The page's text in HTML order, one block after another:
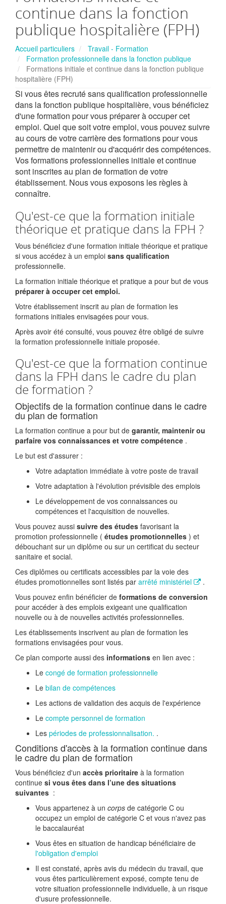
continue dans la fonction
publique hospitalière (FPH)
Accueil particuliers
Travail - Formation
Formation professionnelle dans la fonction publique
Formations initiale et continue dans la fonction publique
hospitalière (FPH)
Si vous êtes recruté sans qualification professionnelle
dans la fonction publique hospitalière, vous bénéficiez
d'une formation pour vous préparer à occuper cet
emploi. Quel que soit votre emploi, vous pouvez suivre
au cours de votre carrière des formations pour vous
permettre de maintenir ou d'acquérir des compétences.
Vos formations professionnelles initiale et continue
sont inscrites au plan de formation de votre
établissement. Nous vous exposons les règles à
connaître.
Qu'est-ce que la formation initiale
théorique et pratique dans la FPH ?
Vous bénéficiez d'une formation initiale théorique et pratique
si vous accédez à un emploi sans qualification
professionnelle.
La formation initiale théorique et pratique a pour but de vous
préparer à occuper cet emploi.
Votre établissement inscrit au plan de formation les
formations initiales envisagées pour vous.
Après avoir été consulté, vous pouvez être obligé de suivre
la formation professionnelle initiale proposée.
Qu'est-ce que la formation continue
dans la FPH dans le cadre du plan
de formation ?
Objectifs de la formation continue dans le cadre
du plan de formation
La formation continue a pour but de garantir, maintenir ou
parfaire vos connaissances et votre compétence .
Le but est d'assurer :
Votre adaptation immédiate à votre poste de travail
Votre adaptation à l'évolution prévisible des emplois
Le développement de vos connaissances ou
compétences et l'acquisition de nouvelles.
Vous pouvez aussi suivre des études favorisant la
promotion professionnelle ( études promotionnelles ) et
débouchant sur un diplôme ou sur un certificat du secteur
sanitaire et social.
Ces diplômes ou certificats accessibles par la voie des
études promotionnelles sont listés par arrêté ministériel
.
Vous pouvez enfin bénéficier de formations de conversion
pour accéder à des emplois exigeant une qualification
nouvelle ou à de nouvelles activités professionnelles.
Les établissements inscrivent au plan de formation les
formations envisagées pour vous.
Ce plan comporte aussi des informations en lien avec :
Le congé de formation professionnelle
Le bilan de compétences
Les actions de validation des acquis de l'expérience
Le compte personnel de formation
Les périodes de professionnalisation. .
Conditions d'accès à la formation continue dans
le cadre du plan de formation
Vous bénéficiez d'un accès prioritaire à la formation
continue si vous êtes dans l’une des situations
suivantes :
Vous appartenez à un corps de catégorie C ou
occupez un emploi de catégorie C et vous n'avez pas
le baccalauréat
Vous êtes en situation de handicap bénéficiaire de
l'obligation d'emploi
Il est constaté, après avis du médecin du travail, que
vous êtes particulièrement exposé, compte tenu de
votre situation professionnelle individuelle, à un risque
d'usure professionnelle.